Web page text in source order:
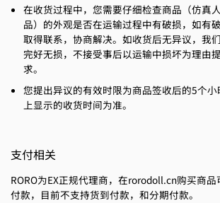
在收货过程中，您需要仔细检查商品（仿真
品）的外观是否在运输过程中有破损，如有
取得联系，协商解决。如收货后无异议，我
完好无损，不接受事后以运输中损坏为理由
求。
您提出异议的有效时限为商品签收后的5个
上显示的收货时间为准。
支付相关
RORO为EX正规代理商，在rorodoll.cn购买商
付款，目前不支持货到付款，和分期付款。